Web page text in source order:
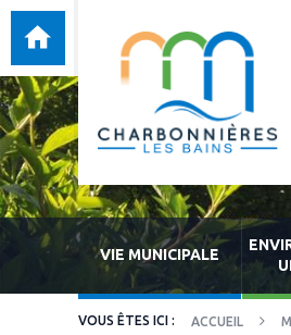
VIE MUNICIPALE
ACCUEIL